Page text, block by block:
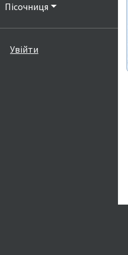
Пісочниця
Увійти